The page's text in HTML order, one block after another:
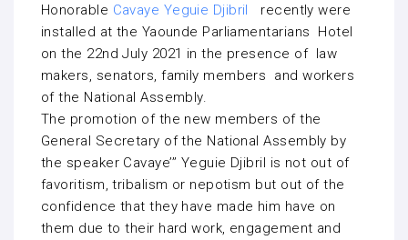
Honorable Cavaye Yeguie Djibril
recently were
installed at the Yaounde Parliamentarians Hotel
on the 22nd July 2021 in the presence of law
makers, senators, family members and workers
of the National Assembly.
The promotion of the new members of the
General Secretary of the National Assembly by
the speaker Cavaye’’’ Yeguie Djibril is not out of
favoritism, tribalism or nepotism but out of the
confidence that they have made him have on
them due to their hard work, engagement and